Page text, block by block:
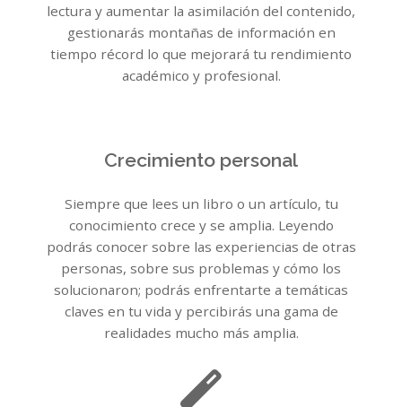
lectura y aumentar la asimilación del contenido,
gestionarás montañas de información en
tiempo récord lo que mejorará tu rendimiento
académico y profesional.
Crecimiento personal
Siempre que lees un libro o un artículo, tu
conocimiento crece y se amplia. Leyendo
podrás conocer sobre las experiencias de otras
personas, sobre sus problemas y cómo los
solucionaron; podrás enfrentarte a temáticas
claves en tu vida y percibirás una gama de
realidades mucho más amplia.